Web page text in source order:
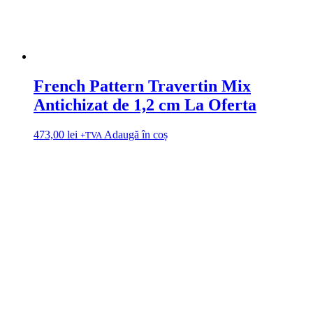
French Pattern Travertin Mix
Antichizat de 1,2 cm La Oferta
473,00 lei +TVA Adaugă în coș